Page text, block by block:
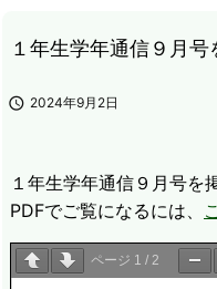
１年生学年通信９月号
 2024年9月2日
１年生学年通信９月号を
PDFでご覧になるには、
ページ 1 / 2